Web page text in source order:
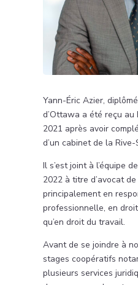
Yann-Éric Azier,
d’Ottawa a été reçu
2021 après avoir
d’un cabinet de la
Il s’est joint à l’équipe
2022 à titre d’avocat
principalement en
professionnelle, en
qu’en droit du travail.
Avant de se joindre à
stages coopératifs
plusieurs services